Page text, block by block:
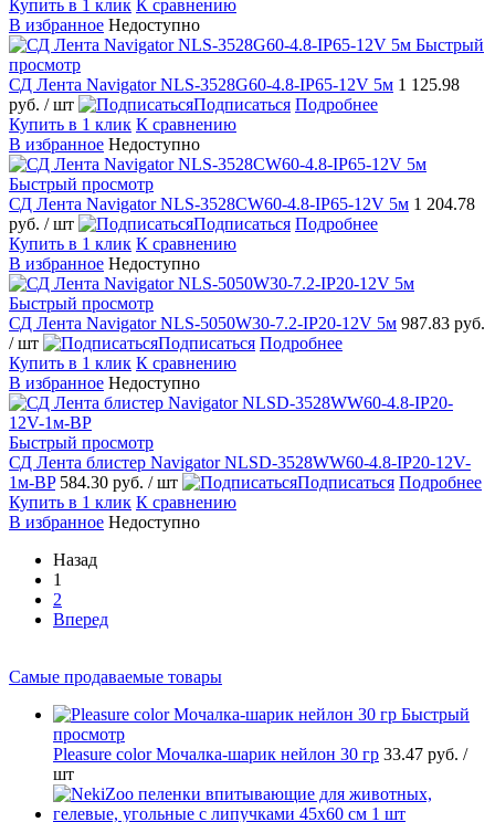
Купить в 1 клик К сравнению
В избранное Недоступно
Быстрый
просмотр
СД Лента Navigator NLS-3528G60-4.8-IP65-12V 5м 1 125.98
руб. / шт Подписаться Подробнее
Купить в 1 клик К сравнению
В избранное Недоступно
Быстрый просмотр
СД Лента Navigator NLS-3528СW60-4.8-IP65-12V 5м 1 204.78
руб. / шт Подписаться Подробнее
Купить в 1 клик К сравнению
В избранное Недоступно
Быстрый просмотр
СД Лента Navigator NLS-5050W30-7.2-IP20-12V 5м 987.83 руб.
/ шт
Подписаться Подробнее
Купить в 1 клик К сравнению
В избранное Недоступно
Быстрый просмотр
СД Лента блистер Navigator NLSD-3528WW60-4.8-IP20-12V-
1м-BP 584.30 руб. / шт Подписаться Подробнее
Купить в 1 клик К сравнению
В избранное Недоступно
Назад
1
2
Вперед
Самые продаваемые товары
Быстрый
просмотр
Pleasure сolor Мочалка-шарик нейлон 30 гр 33.47 руб. /
шт